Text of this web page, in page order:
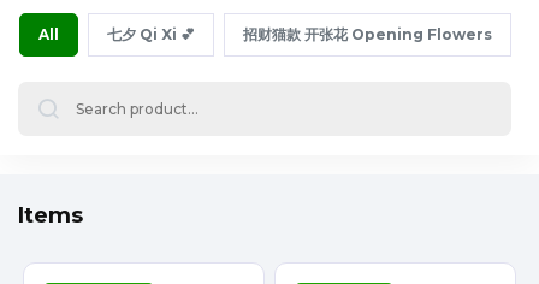
All 七夕 Qi Xi 💕 招财猫款 开张花 Opening Flowers
Items